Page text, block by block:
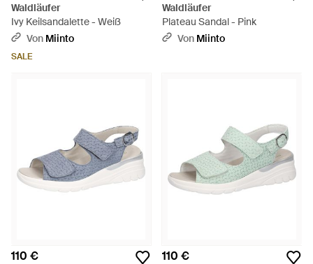
Waldläufer
Ivy Keilsandalette - Weiß
Von Miinto
SALE
Waldläufer
Plateau Sandal - Pink
Von Miinto
110 € 110 €